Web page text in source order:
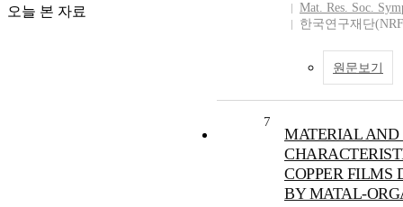
오늘 본 자료
Mat. Res. Soc.
한국연구재단
원문보기
7
MATERIAL
COPPER FILMS
BY MATAL-